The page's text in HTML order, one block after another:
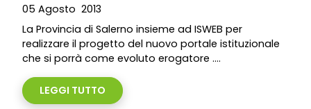
05 Agosto 2013
La Provincia di Salerno insieme ad ISWEB per
realizzare il progetto del nuovo portale istituzionale
che si porrà come evoluto erogatore ....
LEGGI TUTTO